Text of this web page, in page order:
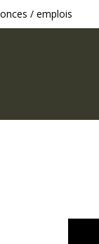
/ emplois